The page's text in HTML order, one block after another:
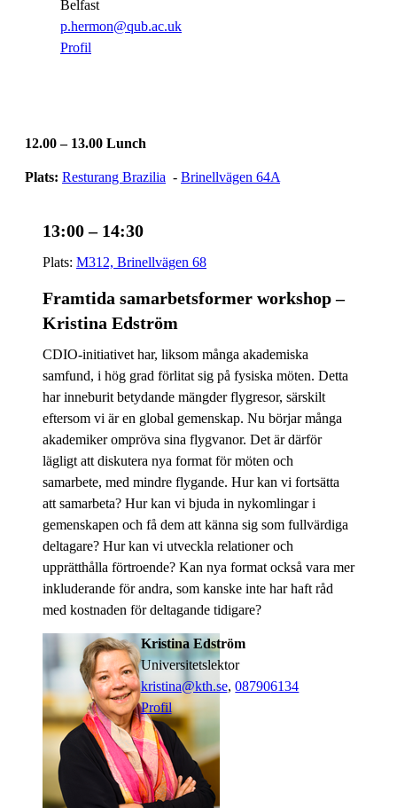
Belfast
​​​​​​​p.hermon@qub.ac.uk
​​​​​​​Profil
12.00 – 13.00 Lunch
​​​​​​​Plats: Resturang Brazilia ​​​​​​​ - Brinellvägen 64A
13:00 – 14:30
Plats: ​​​​​​​M312, Brinellvägen 68
Framtida samarbetsformer workshop –
Kristina Edström
CDIO-initiativet har, liksom många akademiska
samfund, i hög grad förlitat sig på fysiska möten. Detta
har inneburit betydande mängder flygresor, särskilt
eftersom vi är en global gemenskap. Nu börjar många
akademiker ompröva sina flygvanor. Det är därför
lägligt att diskutera nya format för möten och
samarbete, med mindre flygande. Hur kan vi fortsätta
att samarbeta? Hur kan vi bjuda in nykomlingar i
gemenskapen och få dem att känna sig som fullvärdiga
deltagare? Hur kan vi utveckla relationer och
upprätthålla förtroende? Kan nya format också vara mer
inkluderande för andra, som kanske inte har haft råd
med kostnaden för deltagande tidigare?
Kristina Edström
universitetslektor
kristina@kth.se,087906134
Profil